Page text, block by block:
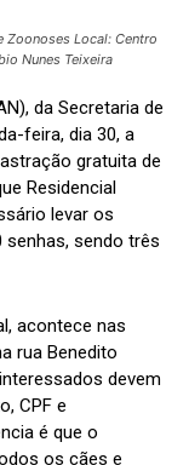
Zoonoses Local: Centro
Nunes Teixeira
da Secretaria de
feira, dia 30, a
gratuita de
Residencial
levar os
senhas, sendo três
acontece nas
rua Benedito
devem
CPF e
é que o
os cães e